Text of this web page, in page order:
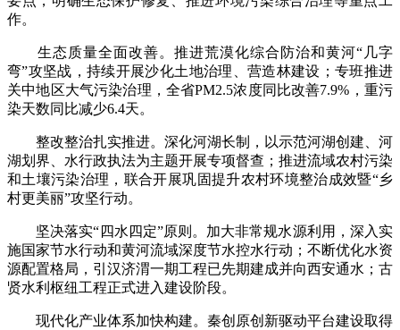
作。
生态质量全面改善。推进荒漠化综合防治和黄河“几字
弯”攻坚战，持续开展沙化土地治理、营造林建设；专班推进
关中地区大气污染治理，全省PM2.5浓度同比改善7.9%，重污
染天数同比减少6.4天。
整改整治扎实推进。深化河湖长制，以示范河湖创建、河
湖划界、水行政执法为主题开展专项督查；推进流域农村污染
和土壤污染治理，联合开展巩固提升农村环境整治成效暨“乡
村更美丽”攻坚行动。
坚决落实“四水四定”原则。加大非常规水源利用，深入实
施国家节水行动和黄河流域深度节水控水行动；不断优化水资
源配置格局，引汉济渭一期工程已先期建成并向西安通水；古
贤水利枢纽工程正式进入建设阶段。
现代化产业体系加快构建。秦创原创新驱动平台建设取得